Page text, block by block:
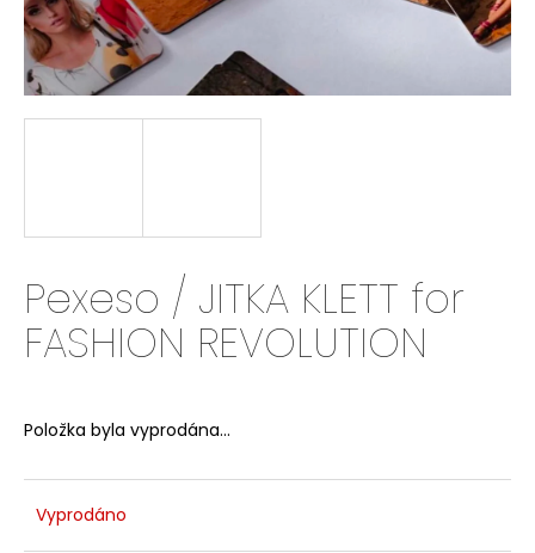
Pexeso / JITKA KLETT for
FASHION REVOLUTION
Položka byla vyprodána…
Vyprodáno
a
j
í
t
p
r
u